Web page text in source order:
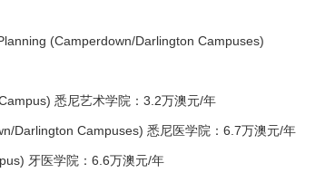
(Camperdown/Darlington Campuses)
悉尼艺术学院：3.2万澳元/年
Darlington Campuses) 悉尼医学院：6.7万澳元/年
牙医学院：6.6万澳元/年